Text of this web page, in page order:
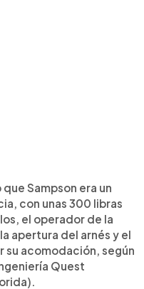
Sampson era un
con unas 300 libras
el operador de la
apertura del arnés y el
su acomodación, según
Quest